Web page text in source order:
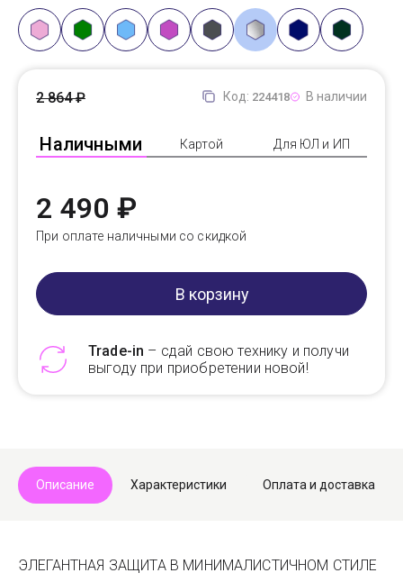
Код: 224418 В наличии
Наличными Картой Для ЮЛ и ИП
2 864 ₽
2 490 ₽
При оплате наличными со скидкой
В корзину
Trade-in – сдай свою технику и получи
выгоду при приобретении новой!
Описание Характеристики Оплата и доставка
ЭЛЕГАНТНАЯ ЗАЩИТА В МИНИМАЛИСТИЧНОМ СТИЛЕ